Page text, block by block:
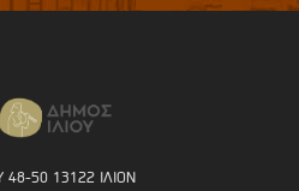
50 13122 ΙΛΙΟΝ